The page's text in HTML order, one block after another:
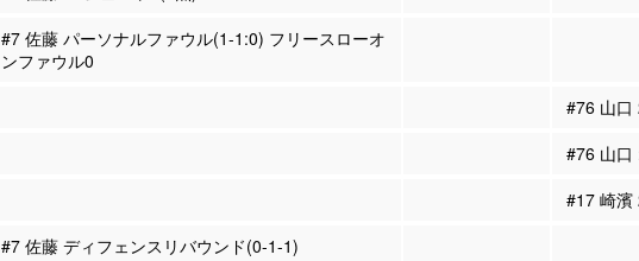
#7 佐藤 パーソナルファウル(1-1:0) フリースローオ
ンファウル0
#76 山口
#76 山口
#17 崎濱
#7 佐藤 ディフェンスリバウンド(0-1-1)